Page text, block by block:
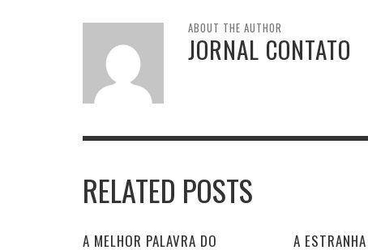
ABOUT THE AUTHOR
JORNAL CONTATO
RELATED POSTS
A MELHOR PALAVRA DO
A